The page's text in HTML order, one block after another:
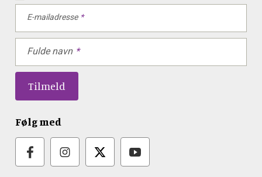
E-mailadresse
Fulde navn
Følg med